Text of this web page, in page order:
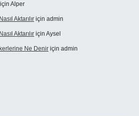
için Alper
Aktarılır için admin
Aktarılır için Aysel
Ne Denir için admin